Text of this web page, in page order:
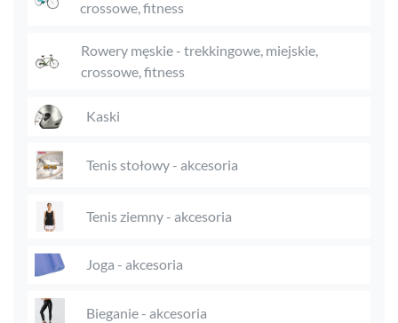
crossowe, fitness
Rowery męskie - trekkingowe, miejskie,
crossowe, fitness
Kaski
Tenis stołowy - akcesoria
Tenis ziemny - akcesoria
Joga - akcesoria
Bieganie - akcesoria